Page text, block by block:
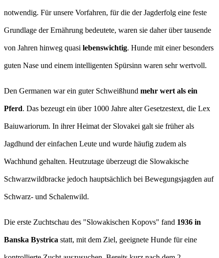
notwendig. Für unsere Vorfahren, für die der Jagderfolg eine feste
Grundlage der Ernährung bedeutete, waren sie daher über tausende
von Jahren hinweg quasi lebenswichtig. Hunde mit einer besonders
guten Nase und einem intelligenten Spürsinn waren sehr wertvoll.
Den Germanen war ein guter Schweißhund mehr wert als ein
Pferd. Das bezeugt ein über 1000 Jahre alter Gesetzestext, die Lex
Baiuwariorum. In ihrer Heimat der Slovakei galt sie früher als
Jagdhund der einfachen Leute und wurde häufig zudem als
Wachhund gehalten. Heutzutage überzeugt die Slowakische
Schwarzwildbracke jedoch hauptsächlich bei Bewegungsjagden auf
Schwarz- und Schalenwild.
Die erste Zuchtschau des "Slowakischen Kopovs" fand 1936 in
Banska Bystrica statt, mit dem Ziel, geeignete Hunde für eine